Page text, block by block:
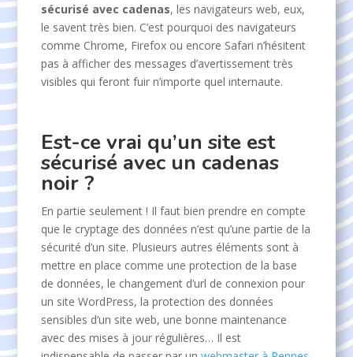
sécurisé avec cadenas, les navigateurs web, eux,
le savent très bien. C’est pourquoi des navigateurs
comme Chrome, Firefox ou encore Safari n’hésitent
pas à afficher des messages d’avertissement très
visibles qui feront fuir n’importe quel internaute.
Est-ce vrai qu’un site est
sécurisé avec un cadenas
noir ?
En partie seulement ! Il faut bien prendre en compte
que le cryptage des données n’est qu’une partie de la
sécurité d’un site. Plusieurs autres éléments sont à
mettre en place comme une protection de la base
de données, le changement d’url de connexion pour
un site WordPress, la protection des données
sensibles d’un site web, une bonne maintenance
avec des mises à jour régulières… Il est